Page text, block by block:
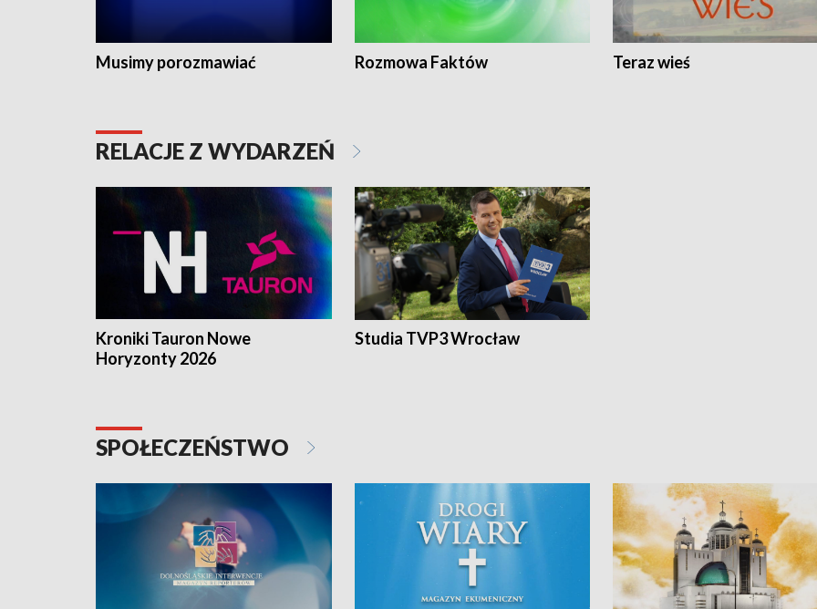
Musimy porozmawiać Rozmowa Faktów Teraz wieś
RELACJE Z WYDARZEŃ
Kroniki Tauron Nowe
Horyzonty 2026
Studia TVP3 Wrocław
SPOŁECZEŃSTWO